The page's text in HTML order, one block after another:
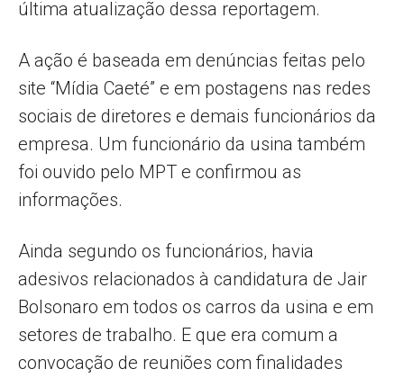
última atualização dessa reportagem.
A ação é baseada em denúncias feitas pelo
site “Mídia Caeté” e em postagens nas redes
sociais de diretores e demais funcionários da
empresa. Um funcionário da usina também
foi ouvido pelo MPT e confirmou as
informações.
Ainda segundo os funcionários, havia
adesivos relacionados à candidatura de Jair
Bolsonaro em todos os carros da usina e em
setores de trabalho. E que era comum a
convocação de reuniões com finalidades